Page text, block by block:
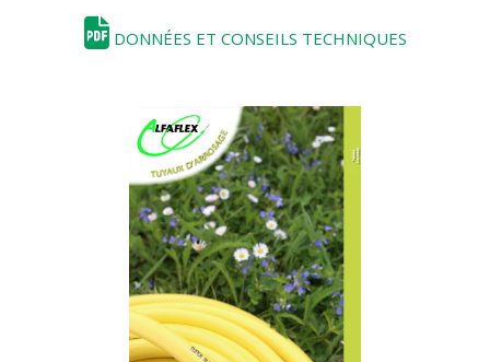
DONNÉES ET CONSEILS TECHNIQUES